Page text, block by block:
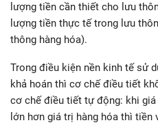
lượng tiền cần thiết cho lưu
lượng tiền thực tế trong lưu
thông hàng hóa).
Trong điều kiện nền kinh tế sử
khả hoán thì cơ chế điều tiết
cơ chế điều tiết tự động: khi
lớn hơn giá trị hàng hóa thì